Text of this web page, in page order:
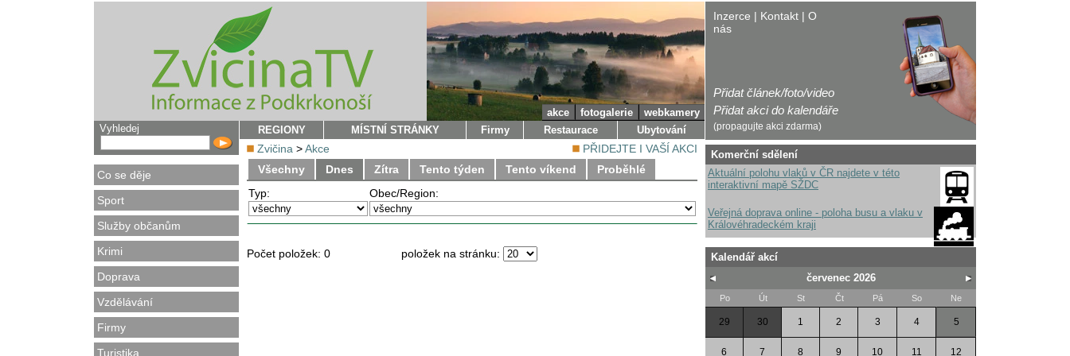
Vyhledej
Co se děje
Sport
Služby občanům
Krimi
Doprava
Vzdělávání
Firmy
Turistika
Inzerce | Kontakt | O
nás
Přidat článek/foto/video
Přidat akci do kalendáře
(propagujte akci zdarma)
akce fotogalerie
webkamery
REGIONY
MÍSTNÍ STRÁNKY Firmy Restaurace Ubytování
Zvičina >Akce
PŘIDEJTE I VAŠÍ AKCI
Všechny
Dnes Zítra Tento týden Tento víkend
Proběhlé
Typ:
Obec/Region:
Počet položek: 0 položek na stránku:
Komerční sdělení
Aktuální polohu vlaků v ČR najdete v této
interaktivní mapě SŽDC
Veřejná doprava online - poloha busu a vlaku v
Královéhradeckém kraji
Kalendář akcí
červenec 2026
Po Út St Čt Pá So Ne
29 30 1 2 3 4 5
6 7 8 9 10 11 12